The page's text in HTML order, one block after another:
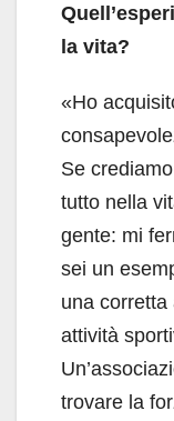
la vita?
«Ho
Se
tutto nella
gente: mi
sei un
una corretta
attività
trovare la